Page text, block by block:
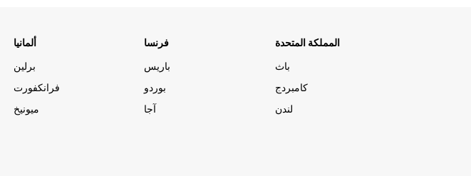
ألمانيا
برلين
فرانكفورت
ميونيخ
فرنسا
باريس
بوردو
آجا
المملكة المتحدة
باث
كامبردج
لندن